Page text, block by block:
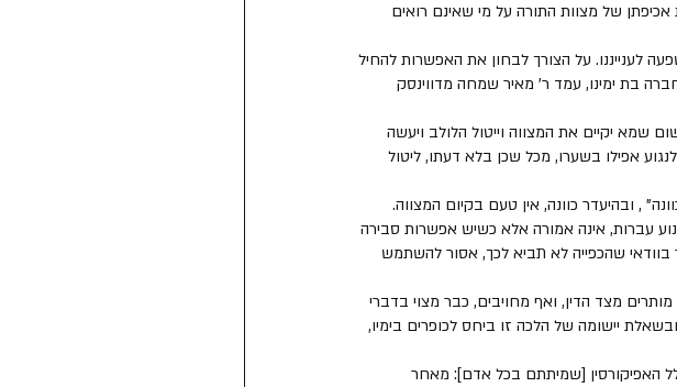
של מצוות התורה על מי שאינם רואים
לענייננו. על הצורך לבחון את האפשרות להחיל
בת ימינו, עמד ר' מאיר שמחה מדווינסק
שמא יקיים את המצווה וייטול הלולב ויעשה
אפילו בשערו, מכל שכן בלא דעתו, ליטול
, ובהיעדר כוונה, אין טעם בקיום המצווה.
עברות, אינה אמורה אלא כשיש אפשרות סבירה
שהכפייה לא תביא לכך, אסור להשתמש
מצד הדין, ואף מחויבים, כבר מצוי בדברי
יישומה של הלכה זו ביחס לכופרים בימיו,
האפיקורסין [שמיתתם בכל אדם]: מאחר